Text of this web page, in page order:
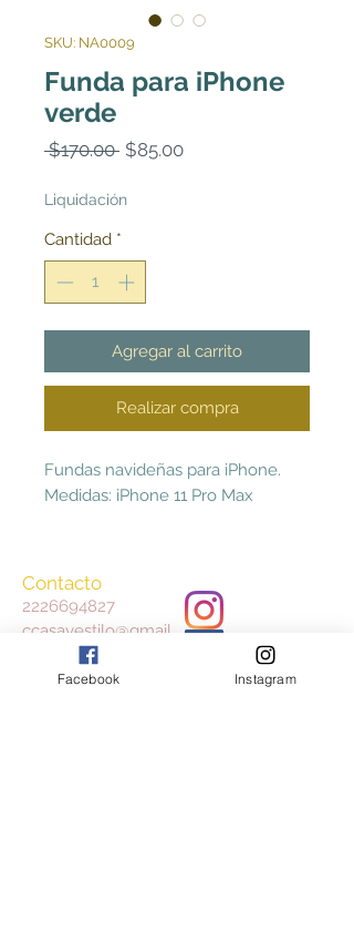
SKU: NA0009
Funda para iPhone
verde
$170.00 Precio
$85.00Precio
Liquidación
Cantidad *
Agregar al carrito
Realizar compra
Fundas navideñas para iPhone.
Medidas: iPhone 11 Pro Max
Contacto
2226694827
ccasayestilo@gmail.
Facebook Instagram